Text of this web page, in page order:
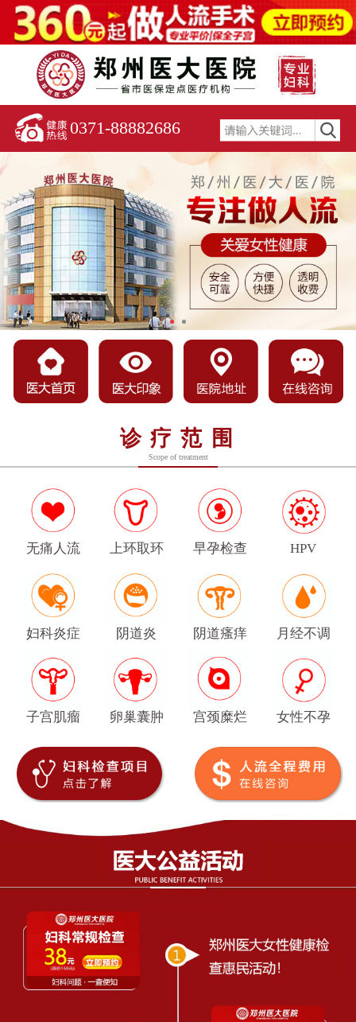
0371-88882686
诊疗范围
Scope of treatment
无痛人流 上环取环 早孕检查 HPV
妇科炎症 阴道炎 阴道瘙痒 月经不调
子宫肌瘤 卵巢囊肿 宫颈糜烂 女性不孕